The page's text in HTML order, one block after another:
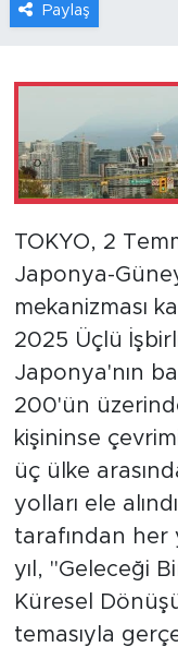
Paylaş
TOKYO, 2
Japonya-
mekanizması
2025 Üçlü
Japonya'nın
200'ün
kişininse
üç ülke
yolları ele
tarafından her
yıl, "Geleceği
Küresel
temasıyla
Xinhua
Seyahat